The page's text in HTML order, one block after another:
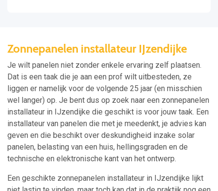
Zonnepanelen installateur IJzendijke
Je wilt panelen niet zonder enkele ervaring zelf plaatsen.
Dat is een taak die je aan een prof wilt uitbesteden, ze
liggen er namelijk voor de volgende 25 jaar (en misschien
wel langer) op. Je bent dus op zoek naar een zonnepanelen
installateur in IJzendijke die geschikt is voor jouw taak. Een
installateur van panelen die met je meedenkt, je advies kan
geven en die beschikt over deskundigheid inzake solar
panelen, belasting van een huis, hellingsgraden en de
technische en elektronische kant van het ontwerp.
Een geschikte zonnepanelen installateur in IJzendijke lijkt